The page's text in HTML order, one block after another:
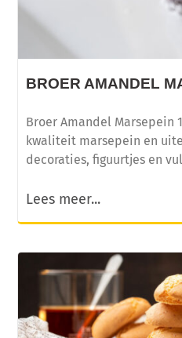
BROER AMANDEL
Broer Amandel Marsepein
kwaliteit marsepein en
decoraties, figuurtjes en
Lees meer...